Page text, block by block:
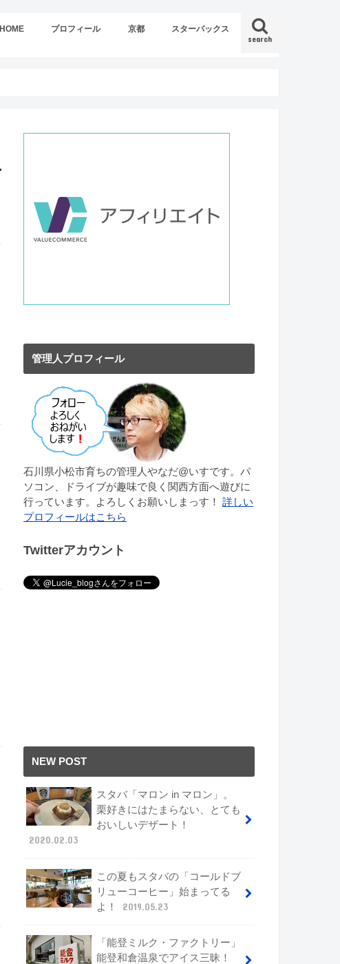
search
HOME プロフィール 京都 スターバックス
管理人プロフィール
石川県小松市育ちの管理人やなだ@いすです。パ
ソコン、ドライブが趣味で良く関西方面へ遊びに
行っています。よろしくお願いしまっす！ 詳しい
プロフィールはこちら
Twitterアカウント
NEW POST
スタバ「マロン in マロン」。
栗好きにはたまらない、とても
おいしいデザート！
2020.02.03
この夏もスタバの「コールドブ
リューコーヒー」始まってる
よ！
2019.05.23
「能登ミルク・ファクトリー」
能登和倉温泉でアイス三昧！